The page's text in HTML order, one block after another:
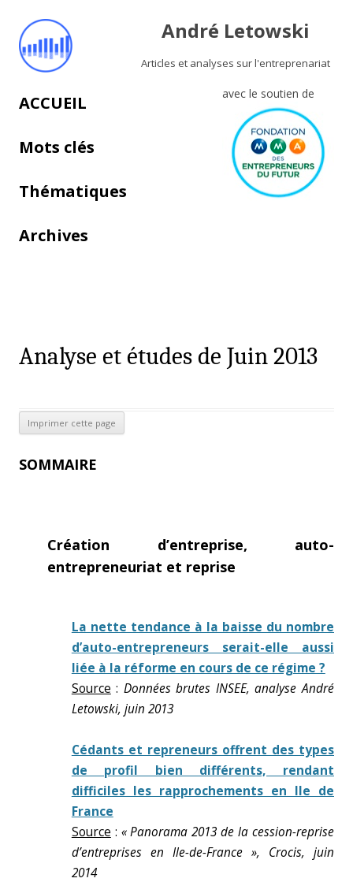
André Letowski
Articles et analyses sur l'entreprenariat
avec le soutien de
Aller au contenu principal
ACCUEIL
Mots clés
Thématiques
Archives
Analyse et études de Juin 2013
SOMMAIRE
Création d’entreprise, auto-
entrepreneuriat et reprise
La nette tendance à la baisse du nombre
d’auto-entrepreneurs serait-elle aussi
liée à la réforme en cours de ce régime ?
Source : Données brutes INSEE, analyse André
Letowski, juin 2013
Cédants et repreneurs offrent des types
de profil bien différents, rendant
difficiles les rapprochements en Ile de
France
Source : « Panorama 2013 de la cession-reprise
d’entreprises en Ile-de-France », Crocis, juin
2014